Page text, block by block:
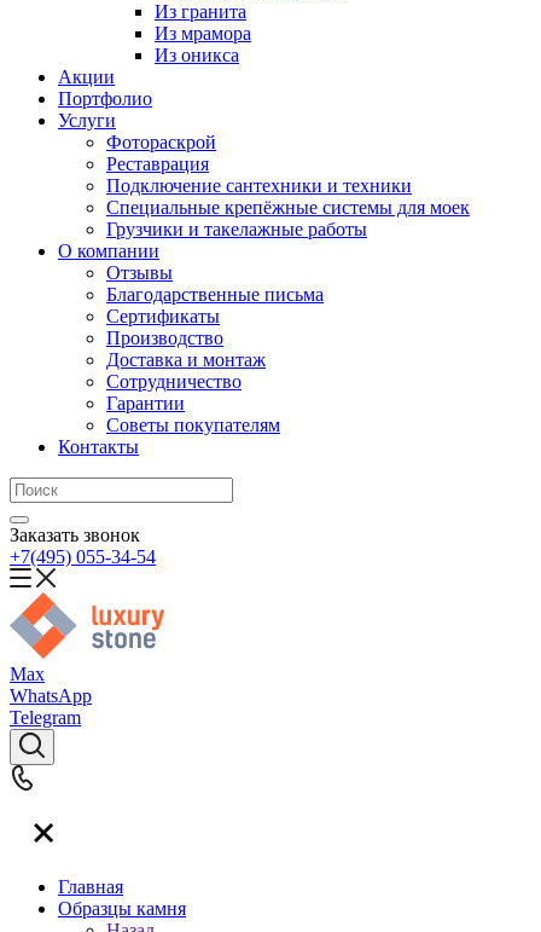
Из гранита
Из мрамора
Из оникса
Акции
Портфолио
Услуги
Фотораскрой
Реставрация
Подключение сантехники и техники
Специальные крепёжные системы для моек
Грузчики и такелажные работы
О компании
Отзывы
Благодарственные письма
Сертификаты
Производство
Доставка и монтаж
Сотрудничество
Гарантии
Советы покупателям
Контакты
Заказать звонок
+7(495) 055-34-54
Max
WhatsApp
Telegram
Главная
Образцы камня